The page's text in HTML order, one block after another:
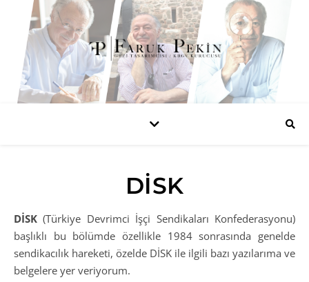
DISK
DİSK (Türkiye Devrimci İşçi Sendikaları Konfederasyonu)
başlıklı bu bölümde özellikle 1984 sonrasında genelde
sendikacılık hareketi, özelde DİSK ile ilgili bazı yazılarıma ve
belgelere yer veriyorum.